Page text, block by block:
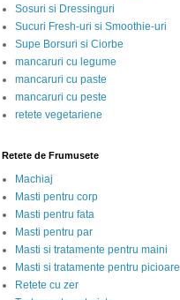
Sosuri si Dressinguri
Sucuri Fresh-uri si Smoothie-uri
Supe Borsuri si Ciorbe
mancaruri cu legume
mancaruri cu paste
mancaruri cu peste
retete vegetariene
Retete de Frumusete
Machiaj
Masti pentru corp
Masti pentru fata
Masti pentru par
Masti si tratamente pentru maini
Masti si tratamente pentru picioare
Retete cu zer